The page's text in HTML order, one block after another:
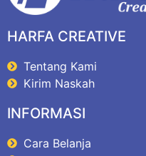
HARFA CREATIVE
Tentang Kami
Kirim Naskah
INFORMASI
Cara Belanja